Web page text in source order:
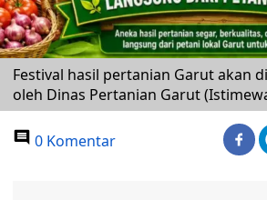
Festival hasil pertanian Garut akan
oleh Dinas Pertanian Garut
0 Komentar